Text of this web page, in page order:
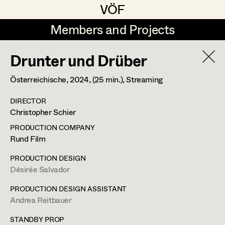
VÖF
VÖF
Members and Projects
Members and Projects
DE EN
Art Department
Costume Department
Retired Members
Honorary Members
YEAR
2026
PROJECT
30 Bullets
A. Arash Riahi, Cinema
Blind Ermittelt 15
S. Tafel, TV
Crystal Wall - Staffel 2
C. Klant, Wiederkehr, TV
Der Geier - Blut & Zweifel
Drunter und Drüber
Österreichische,2024, (25 min.), Streaming
DIRECTOR
Christopher Schier
PRODUCTION COMPANY
Rund Film
PRODUCTION DESIGN
Désirée Salvador
PRODUCTION DESIGN ASSISTANT
Andrea Reitbauer
STANDBY PROP